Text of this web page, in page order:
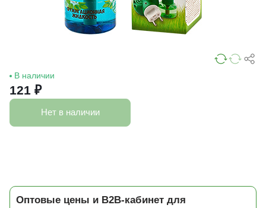
В наличии
121 ₽
Нет в наличии
Оптовые цены и B2B-кабинет для